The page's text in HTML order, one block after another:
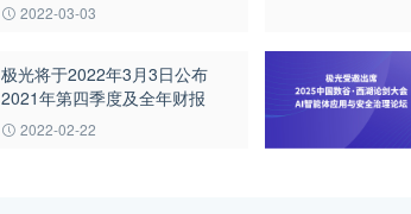
2022-03-03
极光将于2022年3月3日公布
2021年第四季度及全年财报
2022-02-22